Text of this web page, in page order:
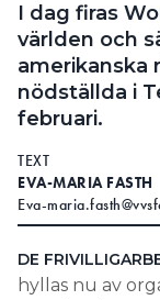
I dag firas
världen och
amerikanska
nödställda i
februari.
TEXT
EVA-MARIA FASTH
Eva-
DE
hyllas nu av